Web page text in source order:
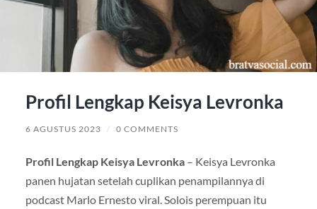
Profil Lengkap Keisya Levronka
6 AGUSTUS 2023 / 0 COMMENTS
Profil Lengkap Keisya Levronka– Keisya Levronka
panen hujatan setelah cuplikan penampilannya di
podcast Marlo Ernesto viral. Solois perempuan itu